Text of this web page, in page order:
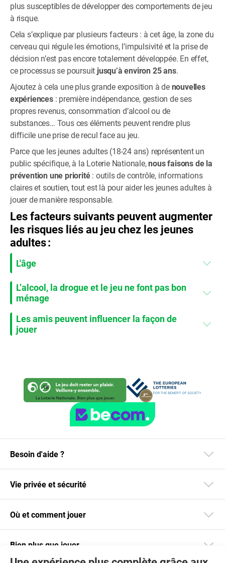
plus susceptibles de développer des comportements de jeu
à risque.
Cela s’explique par plusieurs facteurs : à cet âge, la zone du
cerveau qui régule les émotions, l’impulsivité et la prise de
décision n’est pas encore totalement développée. En effet,
ce processus se poursuit jusqu’à environ 25 ans.
Ajoutez à cela une plus grande exposition à denouvelles
expériences: première indépendance, gestion de ses
propres revenus, consommation d’alcool ou de
substances… Tous ces éléments peuvent rendre plus
difficile une prise de recul face au jeu.
Parce que les jeunes adultes (18-24 ans) représentent un
public spécifique, à la Loterie Nationale,nous faisons de la
prévention une priorité: outils de contrôle, informations
claires et soutien, tout est là pour aider les jeunes adultes à
jouer de manière responsable.
Les facteurs suivants peuvent augmenter
les risques liés au jeu chez les jeunes
adultes :
L'âge
L’alcool, la drogue et le jeu ne font pas bon
ménage
Les amis peuvent influencer la façon de
jouer
Besoin d'aide ?
Vie privée et sécurité
Où et comment jouer
Bien plus que jouer